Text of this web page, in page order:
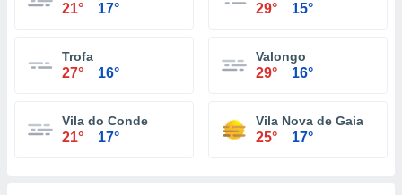
21° 17° 29° 15°
Trofa
27° 16°
Valongo
29° 16°
Vila do Conde
21° 17°
Vila Nova de Gaia
25° 17°